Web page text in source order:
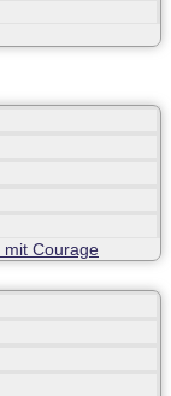
mit Courage